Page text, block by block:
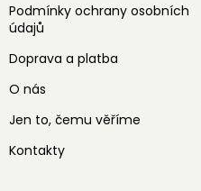
Podmínky ochrany osobních
údajů
Doprava a platba
O nás
Jen to, čemu věříme
Kontakty